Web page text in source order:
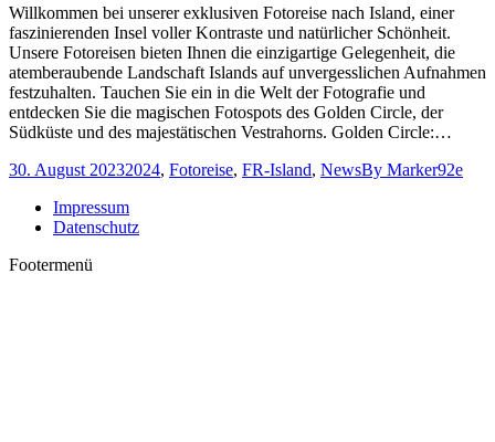
Willkommen bei unserer exklusiven Fotoreise nach Island, einer
faszinierenden Insel voller Kontraste und natürlicher Schönheit.
Unsere Fotoreisen bieten Ihnen die einzigartige Gelegenheit, die
atemberaubende Landschaft Islands auf unvergesslichen Aufnahmen
festzuhalten. Tauchen Sie ein in die Welt der Fotografie und
entdecken Sie die magischen Fotospots des Golden Circle, der
Südküste und des majestätischen Vestrahorns. Golden Circle:…
30. August 20232024, Fotoreise, FR-Island, NewsBy Marker92e
Impressum
Datenschutz
Footermenü